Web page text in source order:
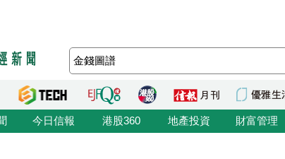
今日信報 港股360 地產投資 財富管理